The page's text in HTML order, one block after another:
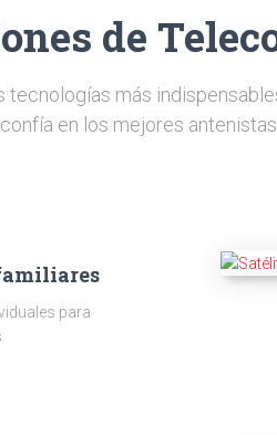
de
tecnologías más
confía en los mejores
para